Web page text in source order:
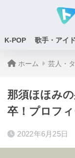
K-POP 歌手・アイ
ホーム 芸人・
那須ほほみ
卒！プロフ
2022年6月25日